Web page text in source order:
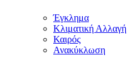
Έγκλημα
Κλιματική Αλλαγή
Καιρός
Ανακύκλωση